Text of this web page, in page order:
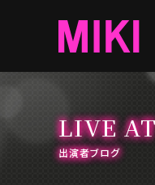
LIVE
出演者ブログ